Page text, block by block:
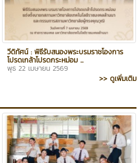
วีดิทัศน์ : พิธีรับสนองพระบรมราชโองการ
โปรดเกล้าโปรดกระหม่อม ...
พุธ 22 เมษายน 2569
>> ดูเพิ่มเติม